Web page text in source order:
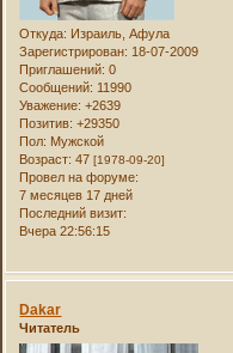
Откуда: Израиль, Афула
Зарегистрирован: 18-07-2009
Приглашений: 0
Сообщений: 11990
Уважение: +2639
Позитив: +29350
Пол: Мужской
Возраст: 47[1978-09-20]
Провел на форуме:
7 месяцев 17 дней
Последний визит:
Вчера 22:56:15
Dakar
Читатель